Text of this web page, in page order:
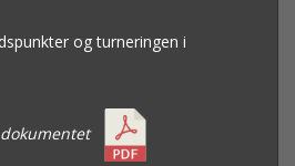
og turneringen i